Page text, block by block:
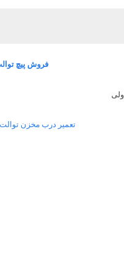
فروش پیچ
تعمیر درب مخزن